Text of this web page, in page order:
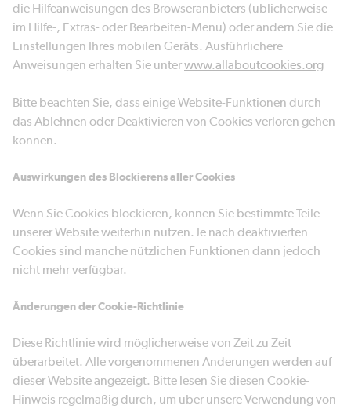
die Hilfeanweisungen des Browseranbieters (üblicherweise
im Hilfe-, Extras- oder Bearbeiten-Menü) oder ändern Sie die
Einstellungen Ihres mobilen Geräts. Ausführlichere
Anweisungen erhalten Sie unterwww.allaboutcookies.org
Bitte beachten Sie, dass einige Website-Funktionen durch
das Ablehnen oder Deaktivieren von Cookies verloren gehen
können.
Auswirkungen des Blockierens aller Cookies
Wenn Sie Cookies blockieren, können Sie bestimmte Teile
unserer Website weiterhin nutzen. Je nach deaktivierten
Cookies sind manche nützlichen Funktionen dann jedoch
nicht mehr verfügbar.
Änderungen der Cookie-Richtlinie
Diese Richtlinie wird möglicherweise von Zeit zu Zeit
überarbeitet. Alle vorgenommenen Änderungen werden auf
dieser Website angezeigt. Bitte lesen Sie diesen Cookie-
Hinweis regelmäßig durch, um über unsere Verwendung von